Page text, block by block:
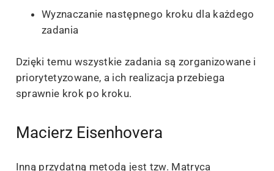
Wyznaczanie następnego kroku dla każdego
zadania
Dzięki temu wszystkie zadania są zorganizowane i
priorytetyzowane, a ich realizacja przebiega
sprawnie krok po kroku.
Macierz Eisenhovera
Inną przydatną metodą jest tzw. Matryca